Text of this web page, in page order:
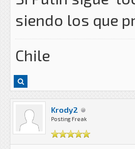
siendo los que
Chile
Krody2
Posting Freak